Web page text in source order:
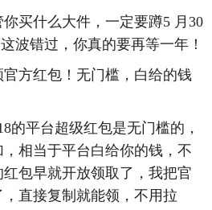
什么大件，一定要蹲5 月30
波错过，你真的要再等一年！
方红包！无门槛，白给的钱
平台超级红包是无门槛的，
相当于平台白给你的钱，不
包早就开放领取了，我把官
直接复制就能领，不用拉